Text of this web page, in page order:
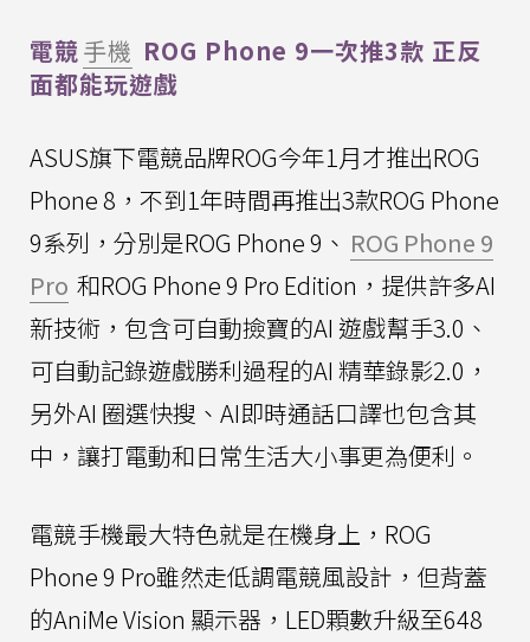
電競手機 ROG Phone 9一次推3款 正反
面都能玩遊戲
ASUS旗下電競品牌ROG今年1月才推出ROG
Phone 8，不到1年時間再推出3款ROG Phone
9系列，分別是ROG Phone 9、 ROG Phone 9
Pro 和ROG Phone 9 Pro Edition，提供許多AI
新技術，包含可自動撿寶的AI 遊戲幫手3.0、
可自動記錄遊戲勝利過程的AI 精華錄影2.0，
另外AI 圈選快搜、AI即時通話口譯也包含其
中，讓打電動和日常生活大小事更為便利。
電競手機最大特色就是在機身上，ROG
Phone 9 Pro雖然走低調電競風設計，但背蓋
的AniMe Vision 顯示器，LED顆數升級至648